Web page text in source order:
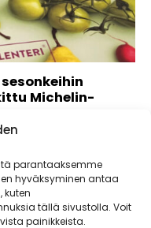
parantaaksemme
hyväksyminen antaa
kuten
tällä sivustolla. Voit
painikkeista.
Michelin-
poikkeuksetta
kokeilunhalu
on...